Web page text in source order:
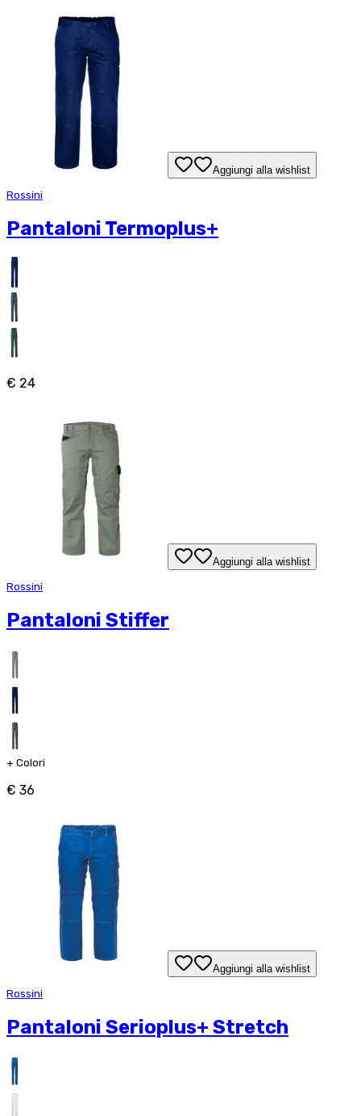
Aggiungi alla wishlist
Rossini
Pantaloni Termoplus+
€ 24
Aggiungi alla wishlist
Rossini
Pantaloni Stiffer
+ Colori
€ 36
Aggiungi alla wishlist
Rossini
Pantaloni Serioplus+ Stretch